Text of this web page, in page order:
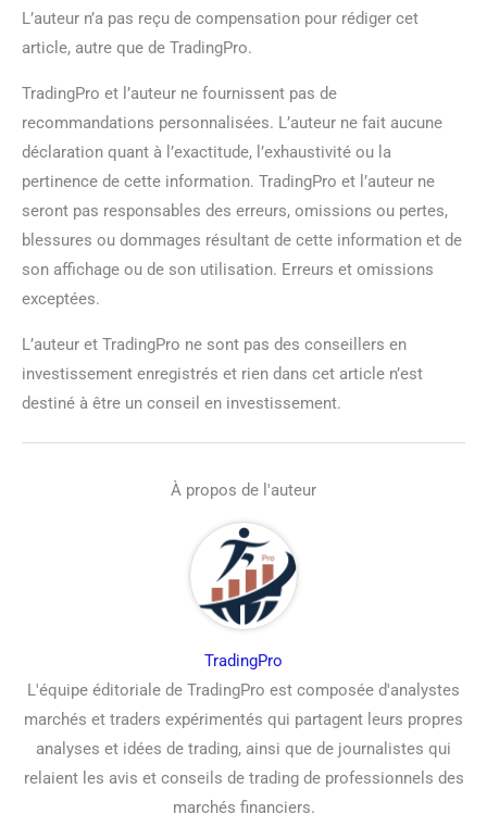
L’auteur n’a pas reçu de compensation pour rédiger cet
article, autre que de TradingPro.
TradingPro et l’auteur ne fournissent pas de
recommandations personnalisées. L’auteur ne fait aucune
déclaration quant à l’exactitude, l’exhaustivité ou la
pertinence de cette information. TradingPro et l’auteur ne
seront pas responsables des erreurs, omissions ou pertes,
blessures ou dommages résultant de cette information et de
son affichage ou de son utilisation. Erreurs et omissions
exceptées.
L’auteur et TradingPro ne sont pas des conseillers en
investissement enregistrés et rien dans cet article n’est
destiné à être un conseil en investissement.
À propos de l'auteur
TradingPro
L'équipe éditoriale de TradingPro est composée d'analystes
marchés et traders expérimentés qui partagent leurs propres
analyses et idées de trading, ainsi que de journalistes qui
relaient les avis et conseils de trading de professionnels des
marchés financiers.